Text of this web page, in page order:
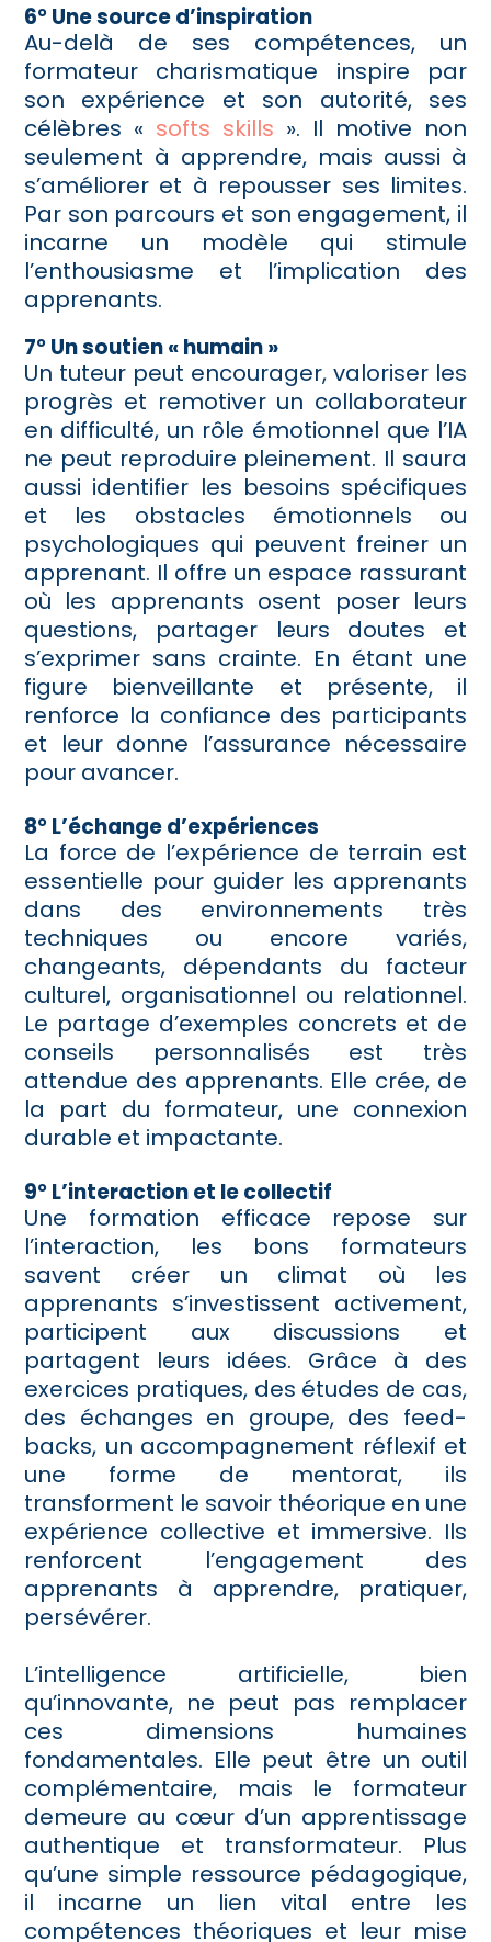
6° Une source d’inspiration
Au-delà de ses compétences, un
formateur charismatique inspire par
son expérience et son autorité, ses
célèbres « softs skills ». Il motive non
seulement à apprendre, mais aussi à
s’améliorer et à repousser ses limites.
Par son parcours et son engagement, il
incarne un modèle qui stimule
l’enthousiasme et l’implication des
apprenants.
7° Un soutien « humain »
Un tuteur peut encourager, valoriser les
progrès et remotiver un collaborateur
en difficulté, un rôle émotionnel que l’IA
ne peut reproduire pleinement. Il saura
aussi identifier les besoins spécifiques
et les obstacles émotionnels ou
psychologiques qui peuvent freiner un
apprenant. Il offre un espace rassurant
où les apprenants osent poser leurs
questions, partager leurs doutes et
s’exprimer sans crainte. En étant une
figure bienveillante et présente, il
renforce la confiance des participants
et leur donne l’assurance nécessaire
pour avancer.
8° L’échange d’expériences
La force de l’expérience de terrain est
essentielle pour guider les apprenants
dans des environnements très
techniques ou encore variés,
changeants, dépendants du facteur
culturel, organisationnel ou relationnel.
Le partage d’exemples concrets et de
conseils personnalisés est très
attendue des apprenants. Elle crée, de
la part du formateur, une connexion
durable et impactante.
9° L’interaction et le collectif
Une formation efficace repose sur
l’interaction, les bons formateurs
savent créer un climat où les
apprenants s’investissent activement,
participent aux discussions et
partagent leurs idées. Grâce à des
exercices pratiques, des études de cas,
des échanges en groupe, des feed-
backs, un accompagnement réflexif et
une forme de mentorat, ils
transforment le savoir théorique en une
expérience collective et immersive. Ils
renforcent l’engagement des
apprenants à apprendre, pratiquer,
persévérer.
L’intelligence artificielle, bien
qu’innovante, ne peut pas remplacer
ces dimensions humaines
fondamentales. Elle peut être un outil
complémentaire, mais le formateur
demeure au cœur d’un apprentissage
authentique et transformateur. Plus
qu’une simple ressource pédagogique,
il incarne un lien vital entre les
compétences théoriques et leur mise